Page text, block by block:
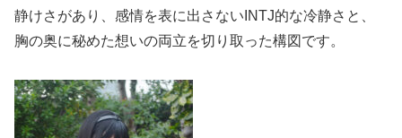
静けさがあり、感情を表に出さないINTJ的な冷静さと、
胸の奥に秘めた想いの両立を切り取った構図です。